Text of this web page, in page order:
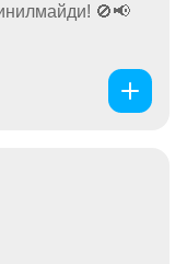
🚫📢